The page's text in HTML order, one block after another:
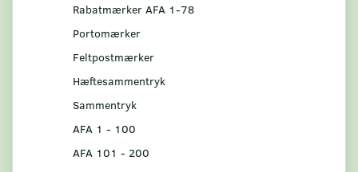
Rabatmærker AFA 1-78
Portomærker
Feltpostmærker
Hæftesammentryk
Sammentryk
AFA 1 - 100
AFA 101 - 200